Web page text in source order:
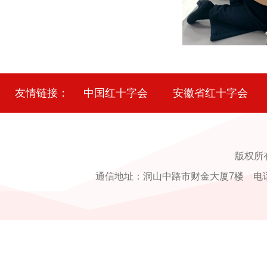
友情链接： 中国红十字会 安徽省红十字会
版权所
通信地址：洞山中路市财金大厦7楼